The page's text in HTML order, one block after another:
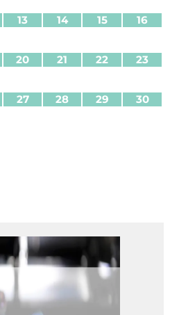
13 14 15 16
20 21 22 23
27 28 29 30